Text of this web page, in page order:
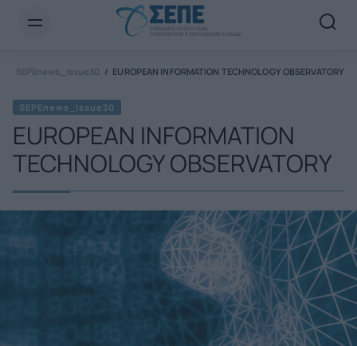
SEPEnews_Issue30 EUROPEAN INFORMATION TECHNOLOGY OBSERVATORY
SEPEnews_Issue30
EUROPEAN INFORMATION
TECHNOLOGY OBSERVATORY
Newsletter Email*